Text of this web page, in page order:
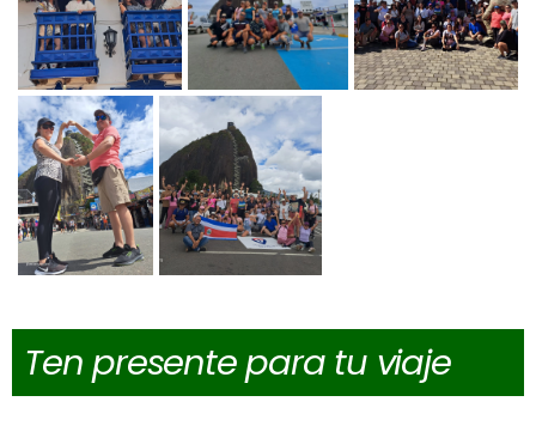
Ten presente para tu viaje